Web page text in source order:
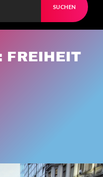
SUCHEN
FREIHEIT